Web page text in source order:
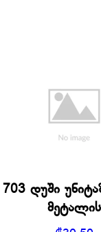
703 დუში
მეტალის